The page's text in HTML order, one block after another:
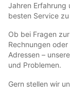
Jahren Erfahrung
besten Service
Ob bei Fragen
Rechnungen
Adressen –
und Problemen.
Gern stellen wir